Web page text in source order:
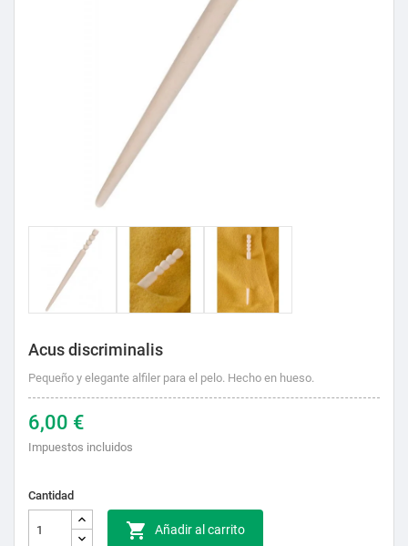
Acus discriminalis
Pequeño y elegante alfiler para el pelo. Hecho en hueso.
6,00 €
Impuestos incluidos
Cantidad
 Añadir al carrito